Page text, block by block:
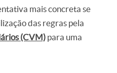
mais concreta se
das regras pela
(CVM) para uma